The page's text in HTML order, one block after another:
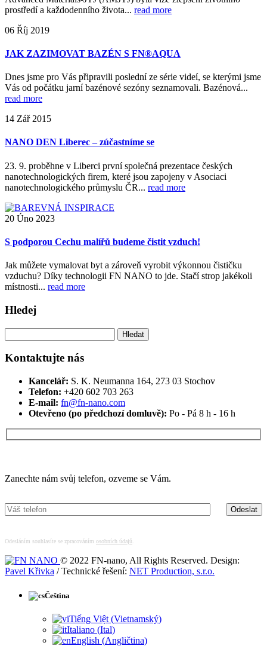
prostředí a každodenního života... read more
06 Říj 2019
JAK ZAZIMOVAT BAZÉN S FN®AQUA
Dnes jsme pro Vás připravili poslední ze série videí, se kterými jsme
Vás od počátku jarní bazénové sezóny seznamovali. Bazénová...
read more
14 Zář 2015
NANO DEN Liberec – zúčastníme se
23. 9. proběhne v Liberci první společná prezentace českých
nanotechnologických firem, které jsou zapojeny v Asociaci
nanotechnologického průmyslu ČR... read more
20 Úno 2023
S podporou Cechu malířů budeme čistit vzduch!
Jak můžete vymalovat byt a zároveň vyrobit výkonnou čističku
vzduchu? Díky technologii FN NANO to jde. Stačí strop jakékoli
místnosti... read more
Hledej
Kontaktujte nás
Kancelář: S. K. Neumanna 164, 273 03 Stochov
Telefon: +420 ‭602 703 263‬
E-mail: fn@fn-nano.com
Otevřeno (po předchozí domluvě): Po - Pá 8 h - 16 h
Zanechte nám svůj telefon, ozveme se Vám.
Odesláním souhlasíte se zpracováním osobních údajů
© 2022 FN-nano, All Rights Reserved. Design:
Pavel Křivka / Technické řešení: NET Production, s.r.o.
Čeština
Tiếng Việt (Vietnamský)
Italiano (Ital)
English (Angličtina)